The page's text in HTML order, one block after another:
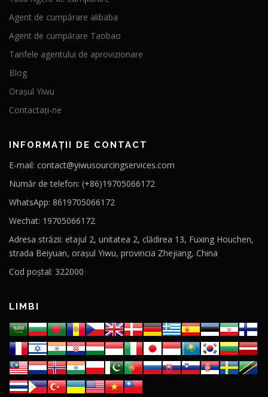
Agent de cumpărare alibaba
Agent de cumpărare Taobao
Tarifele agentului de aprovizionare
Blog
Orașul Yiwu
Contactați-ne
INFORMAȚII DE CONTACT
E-mail: contact@yiwusourcingservices.com
Număr de telefon: (+86)19705066172
WhatsApp: 8619705066172
Wechat: 19705066172
Adresa străzii: etajul 2, unitatea 2, clădirea 13, Fuxing Houchen,
strada Beiyuan, orașul Yiwu, provincia Zhejiang, China
Cod poștal: 322000
LIMBI